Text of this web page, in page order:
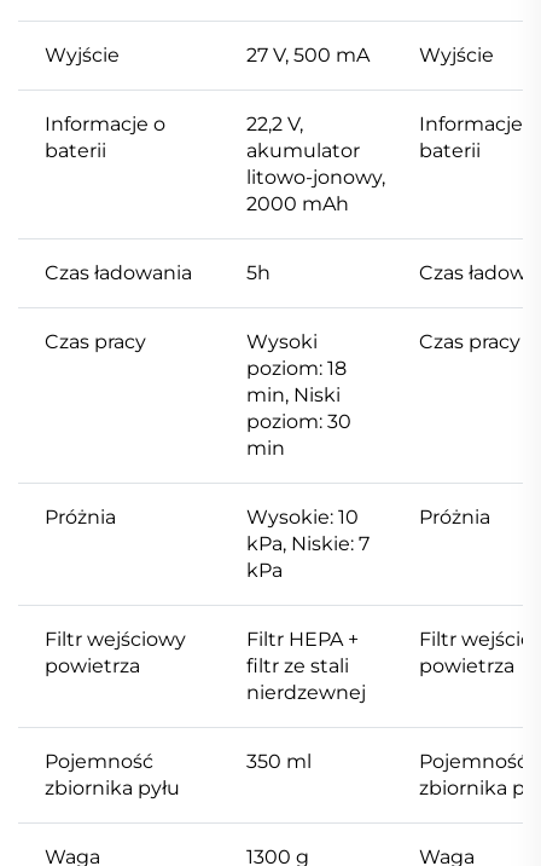
Wyjście 27 V, 500 mA Wyjście
Informacje o
baterii
22,2 V,
akumulator
litowo-jonowy,
2000 mAh
Informacje o
baterii
Czas ładowania 5h Czas
Czas pracy
Wysoki
poziom: 18
min, Niski
poziom: 30
min
Czas pracy
Próżnia
Wysokie: 10
kPa, Niskie: 7
kPa
Próżnia
Filtr wejściowy
powietrza
Filtr HEPA +
filtr ze stali
nierdzewnej
Filtr
powietrza
Pojemność
zbiornika pyłu
350 ml
Pojemność
zbiornika
Waga
1300 g
Waga